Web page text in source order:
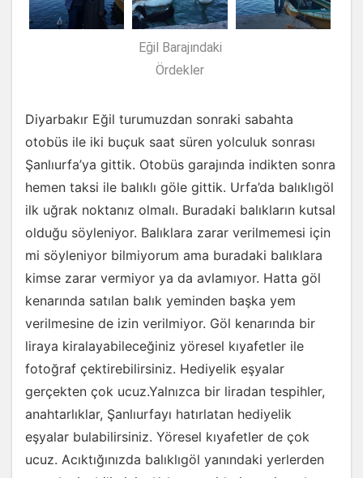
Eğil Barajındaki
Ördekler
Diyarbakır Eğil turumuzdan sonraki sabahta
otobüs ile iki buçuk saat süren yolculuk sonrası
Şanlıurfa’ya gittik. Otobüs garajında indikten sonra
hemen taksi ile balıklı göle gittik. Urfa’da balıklıgöl
ilk uğrak noktanız olmalı. Buradaki balıkların kutsal
olduğu söyleniyor. Balıklara zarar verilmemesi için
mi söyleniyor bilmiyorum ama buradaki balıklara
kimse zarar vermiyor ya da avlamıyor. Hatta göl
kenarında satılan balık yeminden başka yem
verilmesine de izin verilmiyor. Göl kenarında bir
liraya kiralayabileceğiniz yöresel kıyafetler ile
fotoğraf çektirebilirsiniz. Hediyelik eşyalar
gerçekten çok ucuz.Yalnızca bir liradan tespihler,
anahtarlıklar, Şanlıurfayı hatırlatan hediyelik
eşyalar bulabilirsiniz. Yöresel kıyafetler de çok
ucuz. Acıktığınızda balıklıgöl yanındaki yerlerden